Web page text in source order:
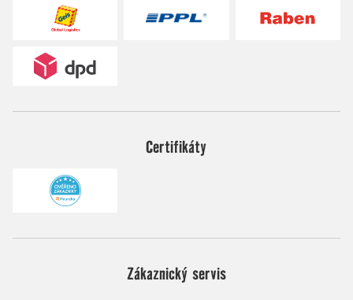
Certifikáty
Zákaznický servis